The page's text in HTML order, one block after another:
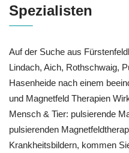
Spezialisten
Auf der Suche aus
Lindach, Aich, Rothschwaig,
Hasenheide nach einem
und Magnetfeld Therapien
Mensch & Tier: pulsierende
pulsierenden
Krankheitsbildern, kommen